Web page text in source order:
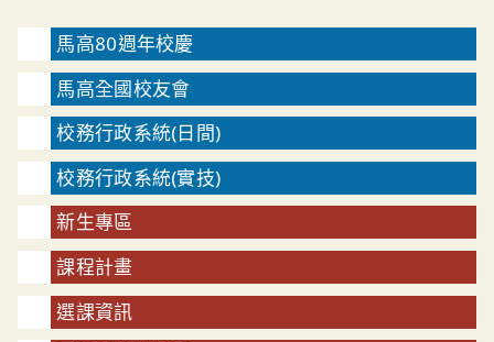
馬高80週年校慶
馬高全國校友會
校務行政系統(日間)
校務行政系統(實技)
新生專區
課程計畫
選課資訊